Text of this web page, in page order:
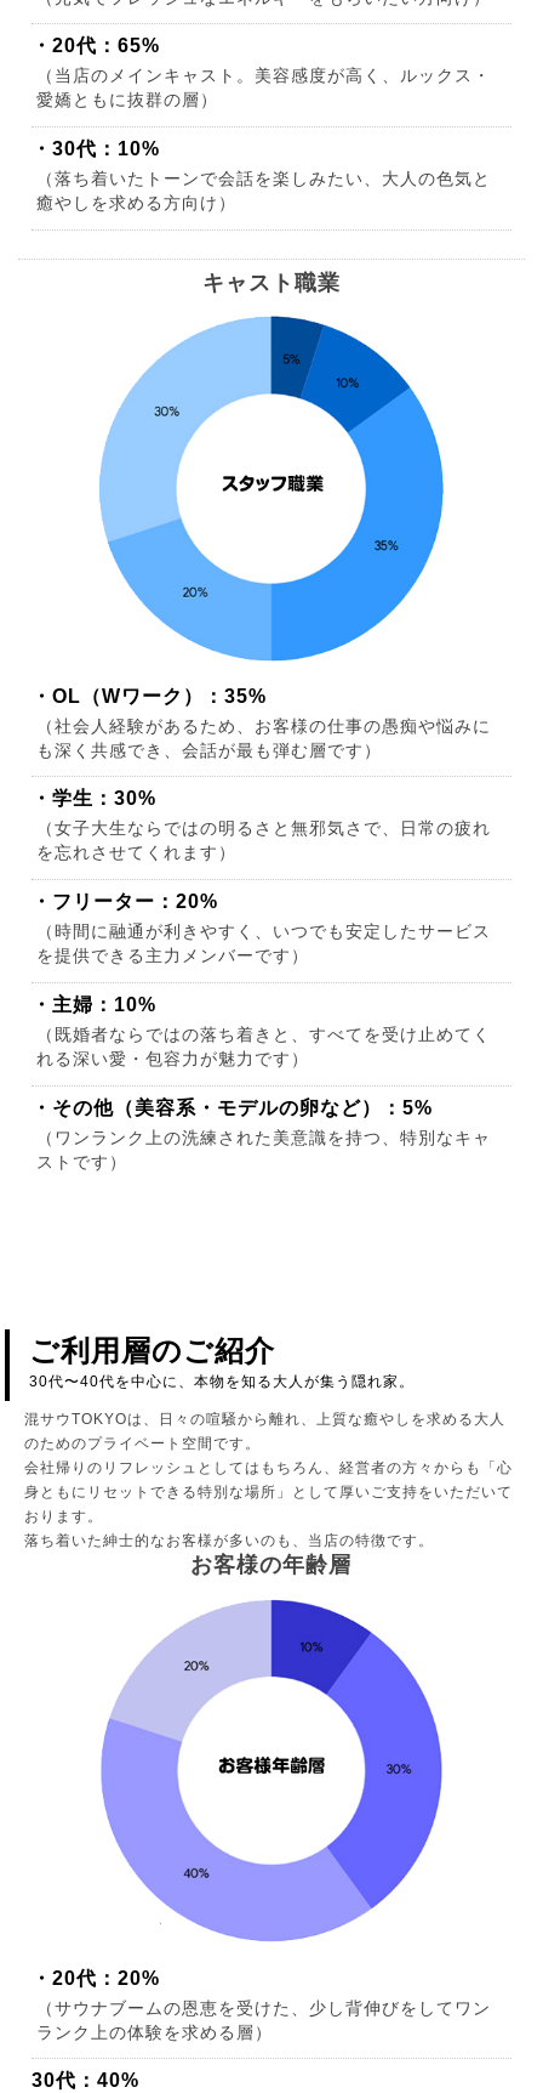
・20代：65%
（当店のメインキャスト。美容感度が高く、ルックス・
愛嬌ともに抜群の層）
・30代：10%
（落ち着いたトーンで会話を楽しみたい、大人の色気と
癒やしを求める方向け）
キャスト職業
・OL（Wワーク）：35%
（社会人経験があるため、お客様の仕事の愚痴や悩みに
も深く共感でき、会話が最も弾む層です）
・学生：30%
（女子大生ならではの明るさと無邪気さで、日常の疲れ
を忘れさせてくれます）
・フリーター：20%
（時間に融通が利きやすく、いつでも安定したサービス
を提供できる主力メンバーです）
・主婦：10%
（既婚者ならではの落ち着きと、すべてを受け止めてく
れる深い愛・包容力が魅力です）
・その他（美容系・モデルの卵など）：5%
（ワンランク上の洗練された美意識を持つ、特別なキャ
ストです）
ご利用層のご紹介
30代〜40代を中心に、本物を知る大人が集う隠れ家。
混サウTOKYOは、日々の喧騒から離れ、上質な癒やしを求める大人
のためのプライベート空間です。
会社帰りのリフレッシュとしてはもちろん、経営者の方々からも「心
身ともにリセットできる特別な場所」として厚いご支持をいただいて
おります。
落ち着いた紳士的なお客様が多いのも、当店の特徴です。
お客様の年齢層
・20代：20%
（サウナブームの恩恵を受けた、少し背伸びをしてワン
ランク上の体験を求める層）
30代：40%